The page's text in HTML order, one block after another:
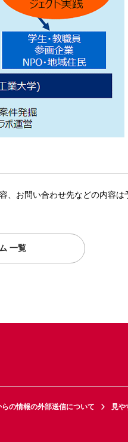
お問い合わせ先などの内容
一覧
の情報の外部送信について
見